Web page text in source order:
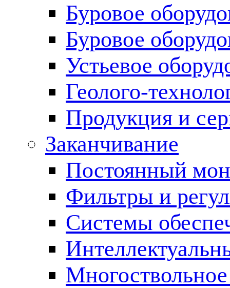
Буровое
Буровое
Устьевое
Геолого-
Продукция и
Заканчивание
Постоянный
Фильтры и
Cистемы